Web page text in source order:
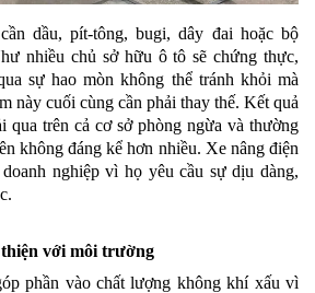
dầu, pít-tông, bugi, dây đai hoặc bộ
nhiều chủ sở hữu ô tô sẽ chứng thực,
sự hao mòn không thể tránh khỏi mà
này cuối cùng cần phải thay thế. Kết quả
qua trên cả cơ sở phòng ngừa và thường
không đáng kể hơn nhiều. Xe nâng điện
nghiệp vì họ yêu cầu sự dịu dàng,
với môi trường
phần vào chất lượng không khí xấu vì